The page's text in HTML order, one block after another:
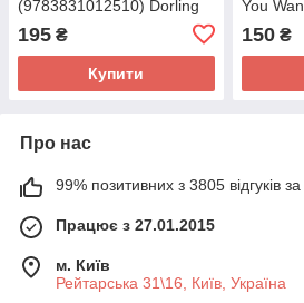
(9783831012510) Dorling
195 ₴
Купити
You
Doing
Dorling
150₴
Про нас
99% позитивних з 3805 відгуків за
Працює з 27.01.2015
м. Київ
Рейтарська 31\16, Київ, Україна